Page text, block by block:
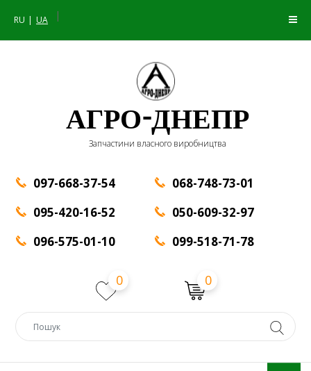
RU UA |
АГРО-ДНЕПР
Запчастини власного виробництва
097-668-37-54
095-420-16-52
096-575-01-10
068-748-73-01
050-609-32-97
099-518-71-78
0 0